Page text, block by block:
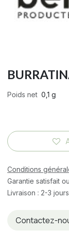
Poids net 0,1 g
Conditions
Garantie satisfait
Livraison : 2-3
Contactez-